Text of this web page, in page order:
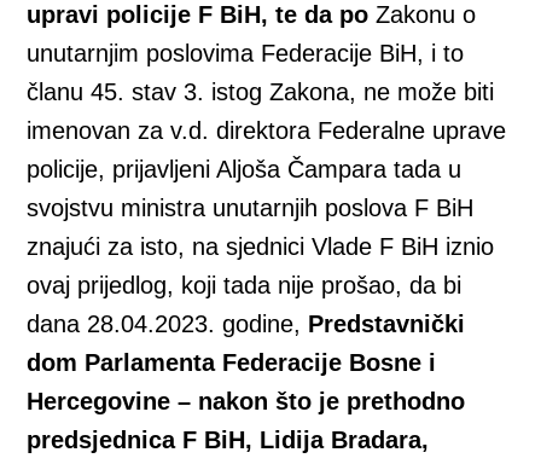
upravi policije F BiH, te da po Zakonu o
unutarnjim poslovima Federacije BiH, i to
članu 45. stav 3. istog Zakona, ne može biti
imenovan za v.d. direktora Federalne uprave
policije, prijavljeni Aljoša Čampara tada u
svojstvu ministra unutarnjih poslova F BiH
znajući za isto, na sjednici Vlade F BiH iznio
ovaj prijedlog, koji tada nije prošao, da bi
dana 28.04.2023. godine, Predstavnički
dom Parlamenta Federacije Bosne i
Hercegovine – nakon što je prethodno
predsjednica F BiH, Lidija Bradara,